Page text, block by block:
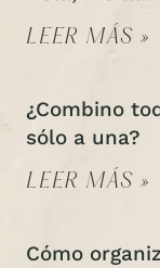
LEER MÁS »
¿Combino
sólo a una?
LEER MÁS »
Cómo